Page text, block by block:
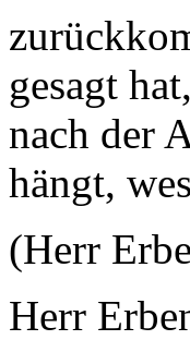
gesagt
nach der
hängt,
(Herr
Herr